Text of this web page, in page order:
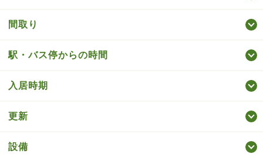
間取り
駅・バス停からの時間
入居時期
更新
設備